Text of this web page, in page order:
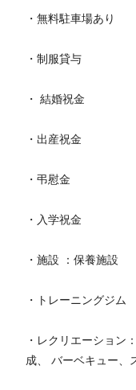
・無料駐車場あり
・制服貸与
・ 結婚祝金
・出産祝金
・弔慰金
・入学祝金
・施設 ：保養施設
・トレーニングジム
・レクリエーション
成、 バーベキュー、